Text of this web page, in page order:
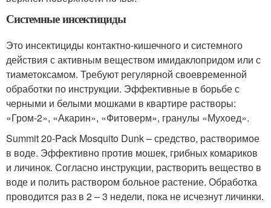
Системные инсектициды
Это инсектициды контактно-кишечного и системного
действия с активным веществом имидаклопридом или с
тиаметоксамом. Требуют регулярной своевременной
обработки по инструкции. Эффективные в борьбе с
черными и белыми мошками в квартире растворы:
«Гром-2», «Акарин», «Фитоверм», гранулы «Мухоед».
Summit 20-Pack Mosquito Dunk – средство, растворимое
в воде. Эффективно против мошек, грибных комариков
и личинок. Согласно инструкции, растворить вещество в
воде и полить раствором больное растение. Обработка
проводится раз в 2 – 3 недели, пока не исчезнут личинки.